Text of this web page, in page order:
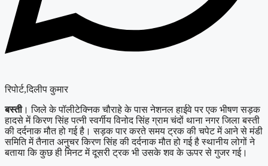
रिपोर्ट,दिलीप कुमार
बस्ती। जिले के पॉलीटेक्निक चौराहे के पास नेशनल हाईवे पर एक भीषण सड़क
हादसे में किरण सिंह पत्नी स्वर्गीय विनोद सिंह ग्राम चंदों थाना नगर जिला बस्ती
की दर्दनाक मौत हो गई है। सड़क पार करते समय ट्रक की चपेट में आने से मंडी
समिति में तैनात अनुचर किरण सिंह की दर्दनाक मौत हो गई है स्थानीय लोगों ने
बताया कि कुछ ही मिनट में दूसरी ट्रक भी उसके शव के ऊपर से गुजर गई।